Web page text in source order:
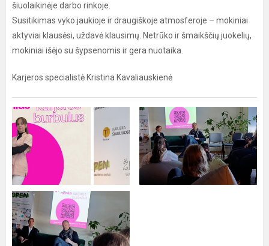
šiuolaikinėje darbo rinkoje.
Susitikimas vyko jaukioje ir draugiškoje atmosferoje – mokiniai
aktyviai klausėsi, uždavė klausimų. Netrūko ir šmaikščių juokelių,
mokiniai išėjo su šypsenomis ir gera nuotaika.
Karjeros specialistė Kristina Kavaliauskienė